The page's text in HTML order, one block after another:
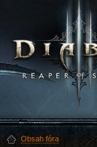
Obsah fóra